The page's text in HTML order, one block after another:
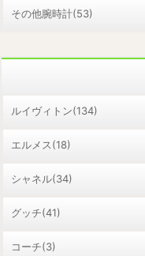
その他腕時計(53)
ルイヴィトン(134)
エルメス(18)
シャネル(34)
グッチ(41)
コーチ(3)